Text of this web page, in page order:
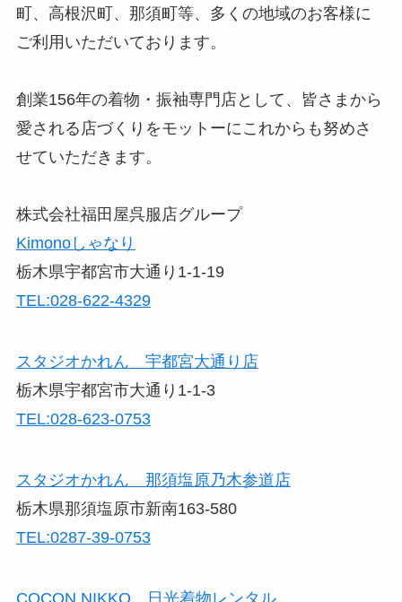
町、高根沢町、那須町等、多くの地域のお客様に
ご利用いただいております。
創業156年の着物・振袖専門店として、皆さまから
愛される店づくりをモットーにこれからも努めさ
せていただきます。
株式会社福田屋呉服店グループ
Kimonoしゃなり
栃木県宇都宮市大通り1-1-19
TEL:028-622-4329
スタジオかれん 宇都宮大通り店
栃木県宇都宮市大通り1-1-3
TEL:028-623-0753
スタジオかれん 那須塩原乃木参道店
栃木県那須塩原市新南163-580
TEL:0287-39-0753
COCON NIKKO 日光着物レンタル